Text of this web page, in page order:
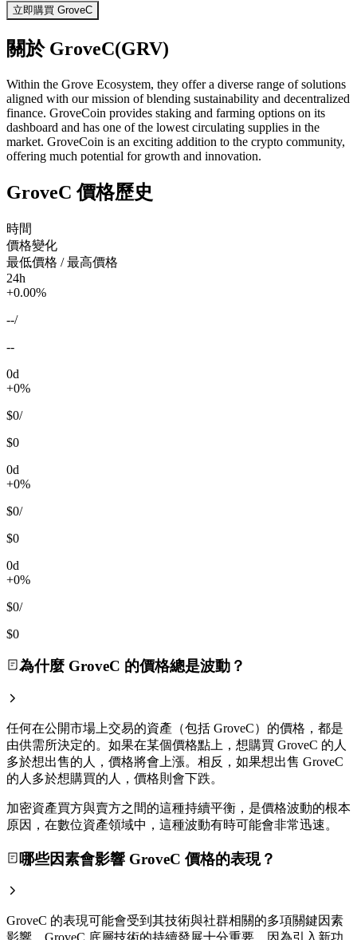
立即購買 GroveC
關於 GroveC(GRV)
Within the Grove Ecosystem, they offer a diverse range of solutions
aligned with our mission of blending sustainability and decentralized
finance. GroveCoin provides staking and farming options on its
dashboard and has one of the lowest circulating supplies in the
market. GroveCoin is an exciting addition to the crypto community,
offering much potential for growth and innovation.
GroveC 價格歷史
時間
價格變化
最低價格 / 最高價格
24h
+0.00%
--/
--
0d
+0%
$0/
$0
0d
+0%
$0/
$0
0d
+0%
$0/
$0
為什麼 GroveC 的價格總是波動？
任何在公開市場上交易的資產（包括 GroveC）的價格，都是
由供需所決定的。如果在某個價格點上，想購買 GroveC 的人
多於想出售的人，價格將會上漲。相反，如果想出售 GroveC
的人多於想購買的人，價格則會下跌。
加密資產買方與賣方之間的這種持續平衡，是價格波動的根本
原因，在數位資產領域中，這種波動有時可能會非常迅速。
哪些因素會影響 GroveC 價格的表現？
GroveC 的表現可能會受到其技術與社群相關的多項關鍵因素